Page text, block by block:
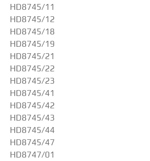
HD8745/11
HD8745/12
HD8745/18
HD8745/19
HD8745/21
HD8745/22
HD8745/23
HD8745/41
HD8745/42
HD8745/43
HD8745/44
HD8745/47
HD8747/01